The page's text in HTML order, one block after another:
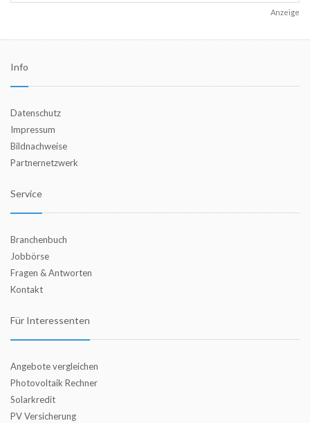
Anzeige
Info
Datenschutz
Impressum
Bildnachweise
Partnernetzwerk
Service
Branchenbuch
Jobbörse
Fragen & Antworten
Kontakt
Für Interessenten
Angebote vergleichen
Photovoltaik Rechner
Solarkredit
PV Versicherung